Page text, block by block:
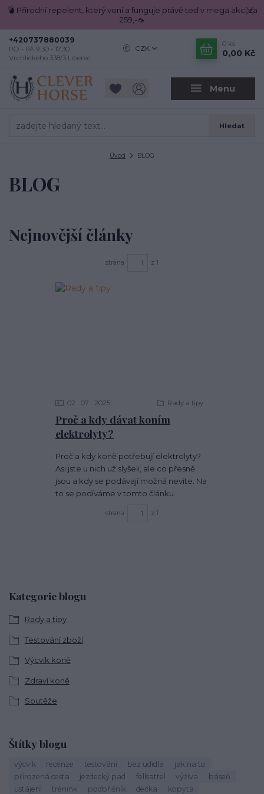
💣 Přírodní repelent, který voní a funguje právě teď v mega akci za
259,-🦟
Menu
CZK
Hledat
+420737880039
PO - PÁ 9.30 - 17.30
Vrchlického 338/3 Liberec
0 ks
0,00 Kč
Úvod BLOG
Kategorie blogu
Rady a tipy
Testování zboží
Výcvik koně
Zdraví koně
Soutěže
Štítky blogu
výcvik recenze testování bez udidla
jak na to
přirozená cesta
jezdecký pad fellsattel výživa
báseň
ustájení
trénink podbřišník dečka
kopyta
BLOG
Nejnovější články
strana z 1
Proč a kdy dávat koním
elektrolyty?
02 07 2025 Rady a tipy
Proč a kdy koně potřebují elektrolyty?
Asi jste u nich už slyšeli, ale co přesně
jsou a kdy se podávají možná nevíte. Na
to se podíváme v tomto článku.
strana z 1